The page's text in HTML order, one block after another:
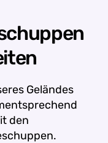
Geländes
den